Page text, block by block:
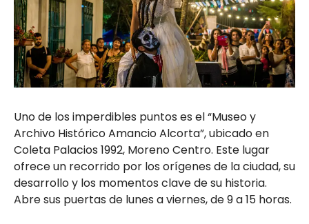
Uno de los imperdibles puntos es el “Museo y
Archivo Histórico Amancio Alcorta”, ubicado en
Coleta Palacios 1992, Moreno Centro. Este lugar
ofrece un recorrido por los orígenes de la ciudad, su
desarrollo y los momentos clave de su historia.
Abre sus puertas de lunes a viernes, de 9 a 15 horas.